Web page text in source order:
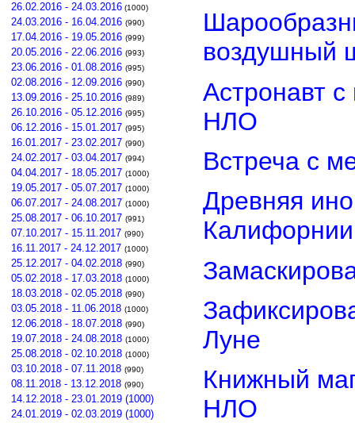
26.02.2016 - 24.03.2016 (1000)
24.03.2016 - 16.04.2016 (990)
17.04.2016 - 19.05.2016 (999)
20.05.2016 - 22.06.2016 (993)
23.06.2016 - 01.08.2016 (995)
02.08.2016 - 12.09.2016 (990)
13.09.2016 - 25.10.2016 (989)
26.10.2016 - 05.12.2016 (995)
06.12.2016 - 15.01.2017 (995)
16.01.2017 - 23.02.2017 (990)
24.02.2017 - 03.04.2017 (994)
04.04.2017 - 18.05.2017 (1000)
19.05.2017 - 05.07.2017 (1000)
06.07.2017 - 24.08.2017 (1000)
25.08.2017 - 06.10.2017 (991)
07.10.2017 - 15.11.2017 (990)
16.11.2017 - 24.12.2017 (1000)
25.12.2017 - 04.02.2018 (990)
05.02.2018 - 17.03.2018 (1000)
18.03.2018 - 02.05.2018 (990)
03.05.2018 - 11.06.2018 (1000)
12.06.2018 - 18.07.2018 (990)
19.07.2018 - 24.08.2018 (1000)
25.08.2018 - 02.10.2018 (1000)
03.10.2018 - 07.11.2018 (990)
08.11.2018 - 13.12.2018 (990)
14.12.2018 - 23.01.2019 (1000)
24.01.2019 - 02.03.2019 (1000)
воздушный
Астронавт
НЛО
Встреча с
Древняя
Калифорнии
Луне
Книжный
НЛО